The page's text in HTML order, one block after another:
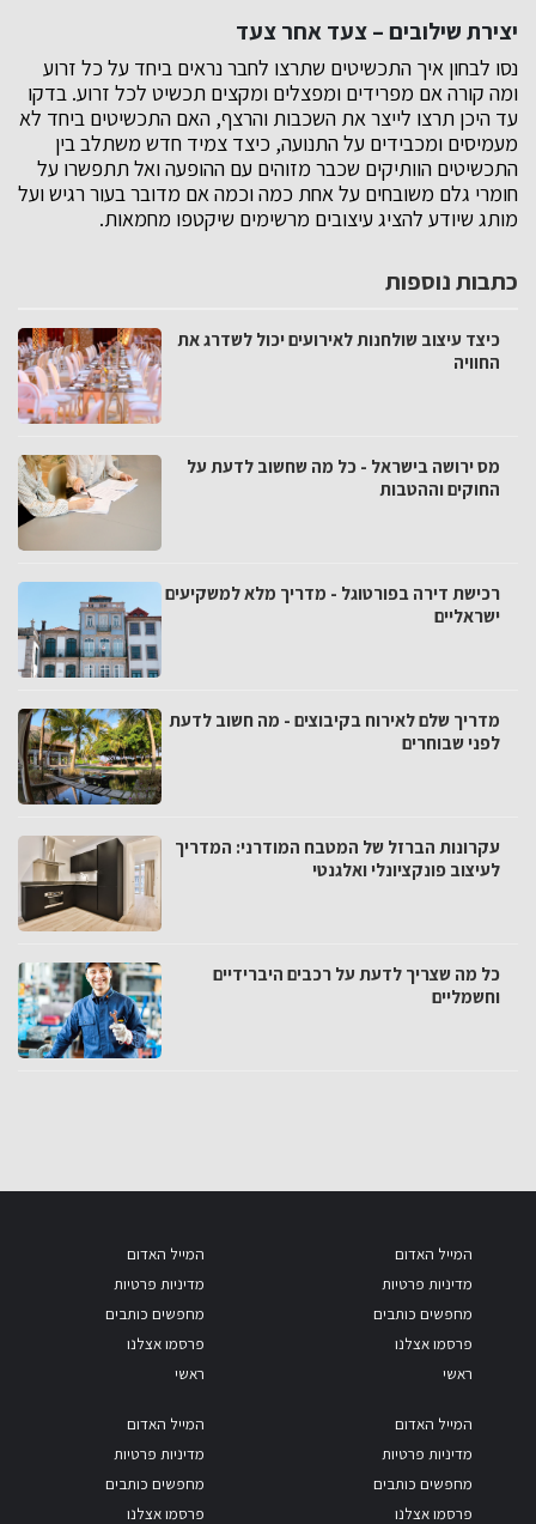
יצירת שילובים – צעד אחר צעד
נסו לבחון איך התכשיטים שתרצו לחבר נראים ביחד על כל זרוע
ומה קורה אם מפרידים ומפצלים ומקצים תכשיט לכל זרוע. בדקו
עד היכן תרצו לייצר את השכבות והרצף, האם התכשיטים ביחד לא
מעמיסים ומכבידים על התנועה, כיצד צמיד חדש משתלב בין
התכשיטים הוותיקים שכבר מזוהים עם ההופעה ואל תתפשרו על
חומרי גלם משובחים על אחת כמה וכמה אם מדובר בעור רגיש ועל
מותג שיודע להציג עיצובים מרשימים שיקטפו מחמאות.
כתבות נוספות
כיצד עיצוב שולחנות לאירועים יכול לשדרג את
החוויה
מס ירושה בישראל - כל מה שחשוב לדעת על
החוקים וההטבות
רכישת דירה בפורטוגל - מדריך מלא למשקיעים
ישראליים
מדריך שלם לאירוח בקיבוצים - מה חשוב לדעת
לפני שבוחרים
עקרונות הברזל של המטבח המודרני: המדריך
לעיצוב פונקציונלי ואלגנטי
כל מה שצריך לדעת על רכבים היברידיים
וחשמליים
המייל האדום
מדיניות פרטיות
מחפשים כותבים
פרסמו אצלנו
ראשי
המייל האדום
מדיניות פרטיות
מחפשים כותבים
פרסמו אצלנו
ראשי
המייל האדום
מדיניות פרטיות
מחפשים כותבים
פרסמו אצלנו
המייל האדום
מדיניות פרטיות
מחפשים כותבים
פרסמו אצלנו